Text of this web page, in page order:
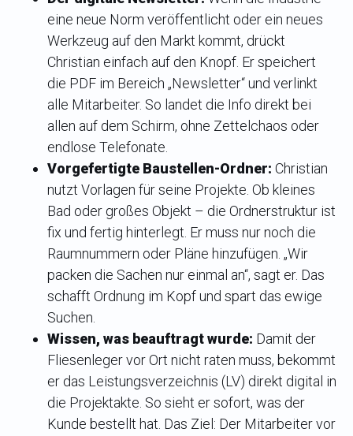
eine neue Norm veröffentlicht oder ein neues
Werkzeug auf den Markt kommt, drückt
Christian einfach auf den Knopf. Er speichert
die PDF im Bereich „Newsletter“ und verlinkt
alle Mitarbeiter. So landet die Info direkt bei
allen auf dem Schirm, ohne Zettelchaos oder
endlose Telefonate.
Vorgefertigte Baustellen-Ordner: Christian
nutzt Vorlagen für seine Projekte. Ob kleines
Bad oder großes Objekt – die Ordnerstruktur ist
fix und fertig hinterlegt. Er muss nur noch die
Raumnummern oder Pläne hinzufügen. „Wir
packen die Sachen nur einmal an“, sagt er. Das
schafft Ordnung im Kopf und spart das ewige
Suchen.
Wissen, was beauftragt wurde: Damit der
Fliesenleger vor Ort nicht raten muss, bekommt
er das Leistungsverzeichnis (LV) direkt digital in
die Projektakte. So sieht er sofort, was der
Kunde bestellt hat. Das Ziel: Der Mitarbeiter vor